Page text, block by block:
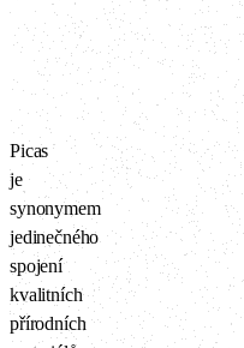
Picas
je
synonymem
jedinečného
spojení
kvalitních
přírodních